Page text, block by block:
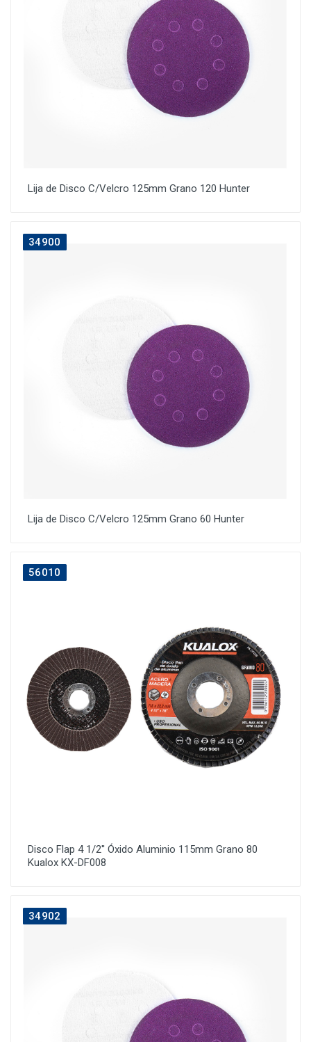
Lija de Disco C/Velcro 125mm Grano 120 Hunter
34900
Lija de Disco C/Velcro 125mm Grano 60 Hunter
56010
Disco Flap 4 1/2'' Óxido Aluminio 115mm Grano 80
Kualox KX-DF008
34902